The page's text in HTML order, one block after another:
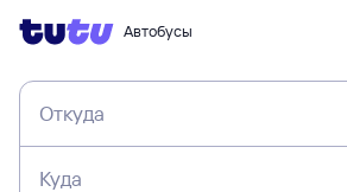
Автобусы
Откуда
Куда